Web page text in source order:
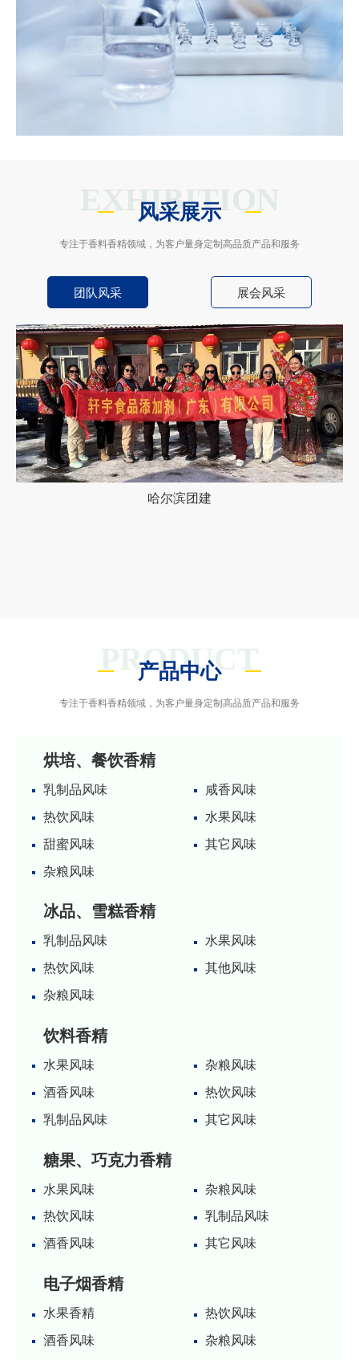
EXHIBITION
风采展示
专注于香料香精领域，为客户量身定制高品质产品和服务
团队风采 展会风采
哈尔滨团建
PRODUCT
产品中心
专注于香料香精领域，为客户量身定制高品质产品和服务
烘培、餐饮香精
乳制品风味
咸香风味
热饮风味
水果风味
甜蜜风味
其它风味
杂粮风味
冰品、雪糕香精
乳制品风味
水果风味
热饮风味
其他风味
杂粮风味
饮料香精
水果风味
杂粮风味
酒香风味
热饮风味
乳制品风味
其它风味
糖果、巧克力香精
水果风味
杂粮风味
热饮风味
乳制品风味
酒香风味
其它风味
电子烟香精
水果香精
热饮风味
酒香风味
杂粮风味